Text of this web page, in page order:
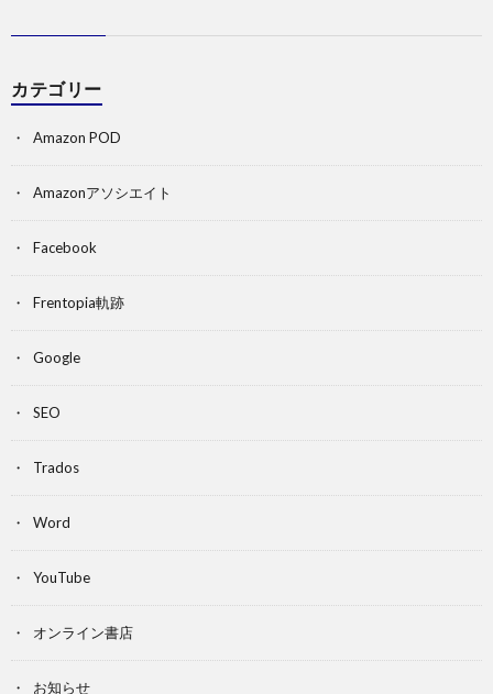
カテゴリー
Amazon POD
Amazonアソシエイト
Facebook
Frentopia軌跡
Google
SEO
Trados
Word
YouTube
オンライン書店
お知らせ